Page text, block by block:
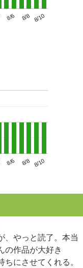
8/6 8/8 8/10
8/6 8/8 8/10
、やっと読了。本当
の作品が大好き
にさせてくれる。